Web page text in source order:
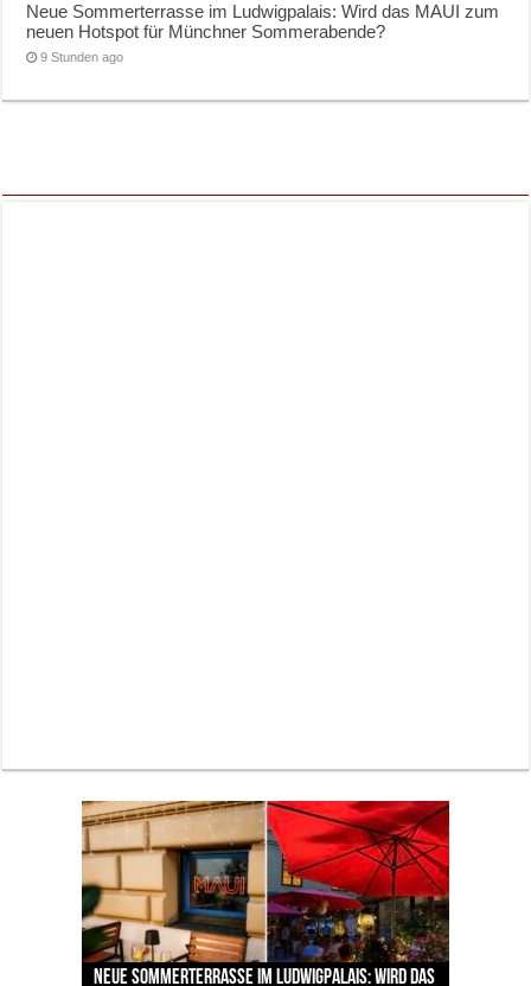
Neue Sommerterrasse im Ludwigpalais: Wird das MAUI zum
neuen Hotspot für Münchner Sommerabende?
9 Stunden ago
Neue Sommerterrasse im Ludwigpalais: Wird das